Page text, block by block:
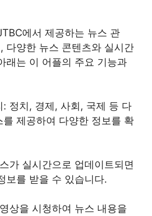
에서 제공하는 뉴스 관
다양한 뉴스 콘텐츠와 실시간
래는 이 어플의 주요 기능과
: 정치, 경제, 사회, 국제 등 다
제공하여 다양한 정보를 확
가 실시간으로 업데이트되면
보를 받을 수 있습니다.
상을 시청하여 뉴스 내용을